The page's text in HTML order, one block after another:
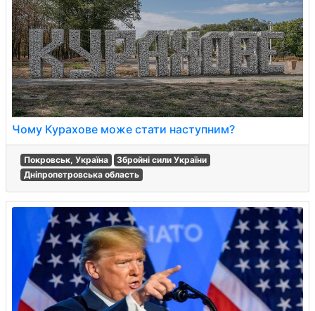
Чому Курахове може стати наступним?
Покровськ, Україна
Збройні сили України
Дніпропетровська область